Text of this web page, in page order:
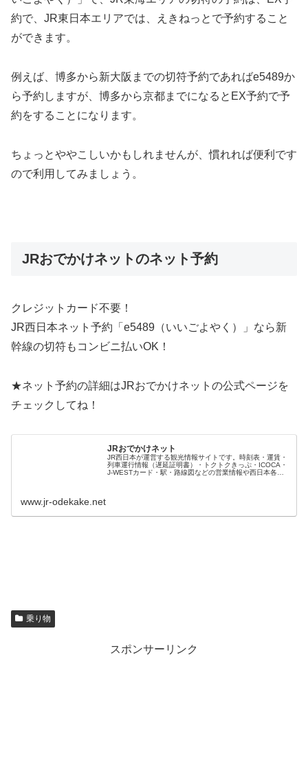
約で、JR東日本エリアでは、えきねっとで予約すること
ができます。
例えば、博多から新大阪までの切符予約であればe5489か
ら予約しますが、博多から京都までになるとEX予約で予
約をすることになります。
ちょっとややこしいかもしれませんが、慣れれば便利です
ので利用してみましょう。
JRおでかけネットのネット予約
クレジットカード不要！
JR西日本ネット予約「e5489（いいごよやく）」なら新
幹線の切符もコンビニ払いOK！
★ネット予約の詳細はJRおでかけネットの公式ページを
チェックしてね！
JRおでかけネット
JR西日本が運営する観光情報サイトです。時刻表・運賃・
列車運行情報（遅延証明書）・トクトクきっぷ・ICOCA・
J-WESTカード・駅・路線図などの営業情報や西日本各地
www.jr-odekake.net
乗り物
スポンサーリンク